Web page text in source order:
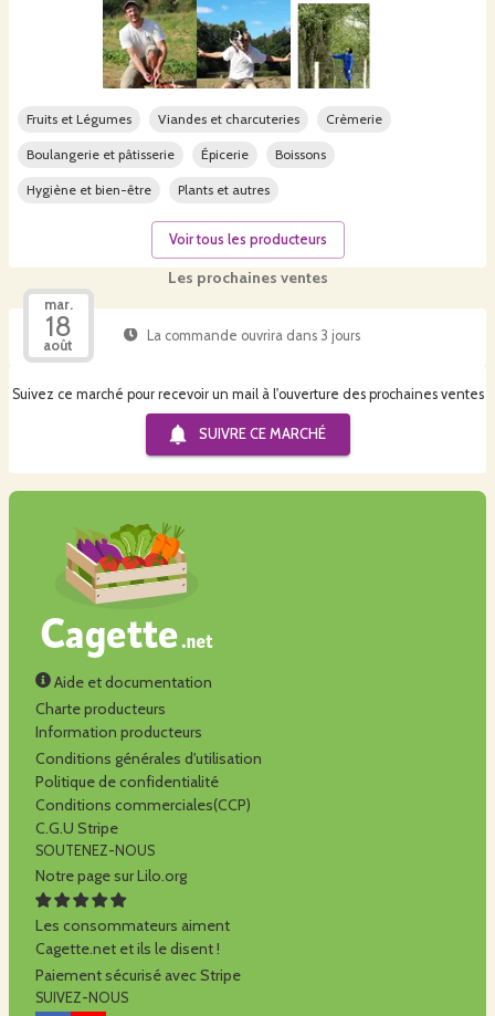
Les prochaines ventes
mar.
18
août
La commande ouvrira dans 3 jours
Suivez ce marché pour recevoir un mail à l'ouverture des prochaines ventes
SUIVRE CE MARCHÉ
Fruits et Légumes Viandes et charcuteries Crèmerie
Boulangerie et pâtisserie Épicerie Boissons
Hygiène et bien-être Plants et autres
Voir tous les producteurs
Aide et documentation
Charte producteurs
Information producteurs
Conditions générales d'utilisation
Politique de confidentialité
Conditions commerciales(CCP)
C.G.U Stripe
SOUTENEZ-NOUS
Notre page sur Lilo.org
Les consommateurs aiment
Cagette.net et ils le disent !
Paiement sécurisé avec Stripe
SUIVEZ-NOUS